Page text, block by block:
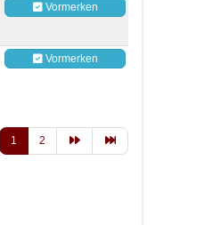
Vormerken
Vormerken
1 2